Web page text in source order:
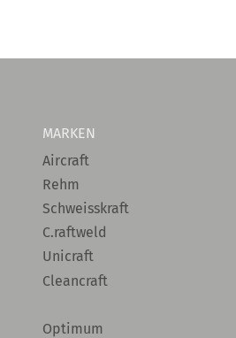
MARKEN
Aircraft
Rehm
Schweisskraft
C.raftweld
Unicraft
Cleancraft
Optimum